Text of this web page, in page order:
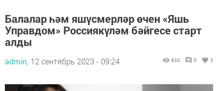
Балалар һәм яшүсмерләр өчен «Яшь
Управдом» Россиякүләм бәйгесе старт
алды
admin, 12 сентябрь 2023 - 09:24 830 0 3